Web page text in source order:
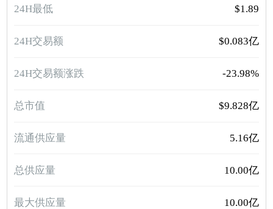
24H最低 $1.89
24H交易额 $0.083亿
24H交易额涨跌 -23.98%
总市值 $9.828亿
流通供应量 5.16亿
总供应量 10.00亿
最大供应量 10.00亿